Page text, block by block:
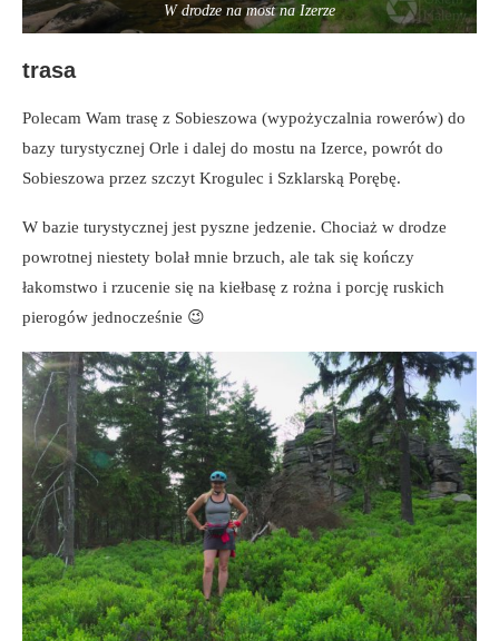
W drodze na most na Izerze
trasa
Polecam Wam trasę z Sobieszowa (wypożyczalnia rowerów) do
bazy turystycznej Orle i dalej do mostu na Izerce, powrót do
Sobieszowa przez szczyt Krogulec i Szklarską Porębę.
W bazie turystycznej jest pyszne jedzenie. Chociaż w drodze
powrotnej niestety bolał mnie brzuch, ale tak się kończy
łakomstwo i rzucenie się na kiełbasę z rożna i porcję ruskich
pierogów jednocześnie 😉